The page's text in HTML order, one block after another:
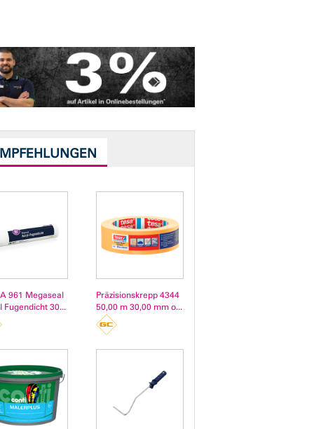
961 Megaseal
Fugendicht 30...
Präzisionskrepp 4344
50,00 m 30,00 mm o...